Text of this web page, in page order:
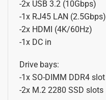
-2x USB 3.2 (10Gbps)
-1x RJ45 LAN (2.5Gbps)
-2x HDMI (4K/60Hz)
-1x DC in
Drive bays:
-1x SO-DIMM DDR4 slot
-2x M.2 2280 SSD slots